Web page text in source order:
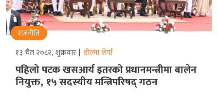
राजनीति
१३ चैत २०८२, शुक्रवार डोल्मा शेर्पा
पहिलो पटक खसआर्य इतरको प्रधानमन्त्रीमा बालेन
नियुक्त, १५ सदस्यीय मन्त्रिपरिषद् गठन